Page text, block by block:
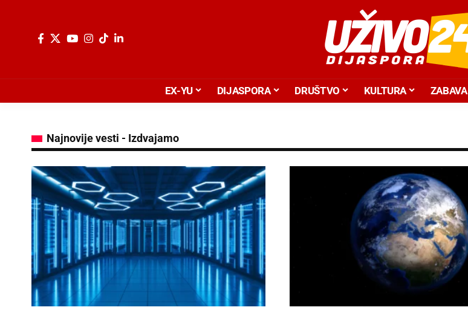
EX-YU DIJASPORA DRUŠTVO KULTURA ZABAVA
Najnovije vesti - Izdvajamo